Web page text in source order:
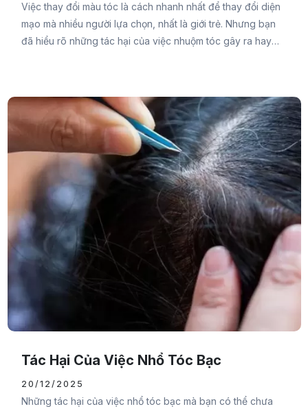
Việc thay đổi màu tóc là cách nhanh nhất để thay đổi diện
mạo mà nhiều người lựa chọn, nhất là giới trẻ. Nhưng bạn
đã hiểu rõ những tác hại của việc nhuộm tóc gây ra hay
Tác Hại Của Việc Nhổ Tóc Bạc
20/12/2025
Những tác hại của việc nhổ tóc bạc mà bạn có thể chưa